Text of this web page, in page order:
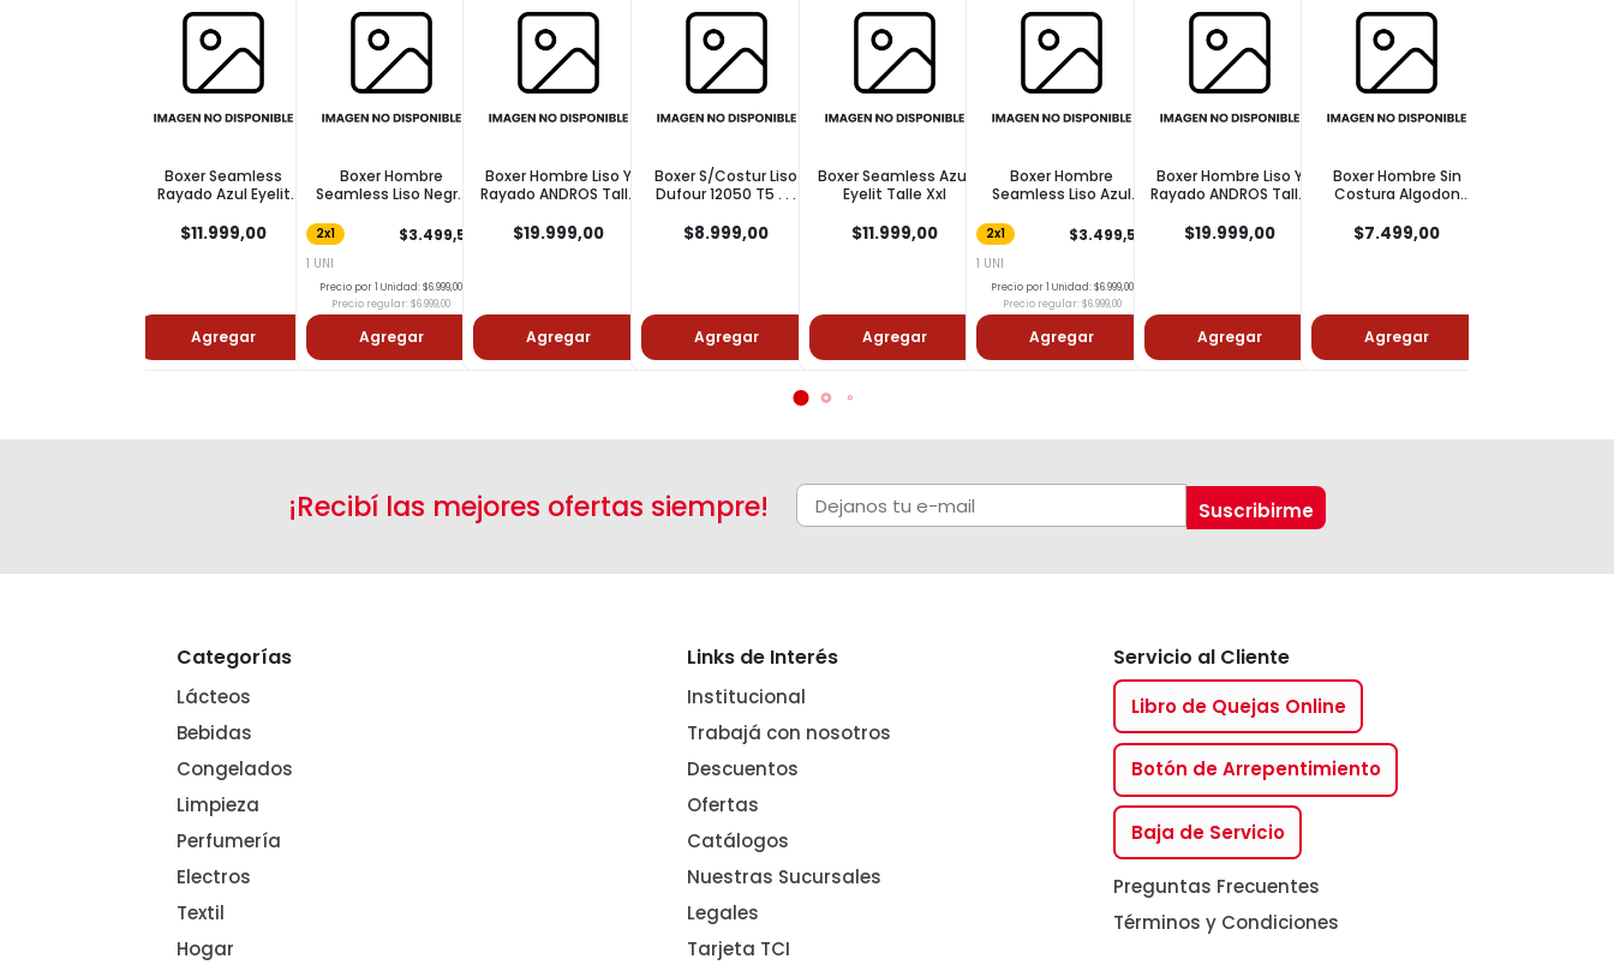
Boxer Seamless
Rayado Azul Eyelit
$11.999,00
Agregar
Boxer Hombre
Seamless Liso Negro
2x1 $3.499,50
1 UNI
Precio por 1 Unidad: $6.999,00
Precio regular: $6.999,00
Agregar
Boxer Hombre Liso Y
Rayado ANDROS Talle
$19.999,00
Agregar
Boxer S/Costur Liso
Dufour 12050 T5 . . .
$8.999,00
Agregar
Boxer Seamless Azul
Eyelit Talle Xxl
$11.999,00
Agregar
Boxer Hombre
Seamless Liso Azul
2x1 $3.499,50
1 UNI
Precio por 1 Unidad: $6.999,00
Precio regular: $6.999,00
Agregar
Boxer Hombre Liso Y
Rayado ANDROS Talle
$19.999,00
Agregar
Boxer Hombre Sin
Costura Algodon
4
$7.499,00
Agregar
¡Recibí las mejores ofertas siempre!
Categorías
Lácteos
Bebidas
Congelados
Limpieza
Perfumería
Electros
Textil
Hogar
Links de Interés
Institucional
Trabajá con nosotros
Descuentos
Ofertas
Catálogos
Nuestras Sucursales
Legales
Tarjeta TCI
Servicio al Cliente
Libro de Quejas Online
Botón de Arrepentimiento
Baja de Servicio
Preguntas Frecuentes
Términos y Condiciones